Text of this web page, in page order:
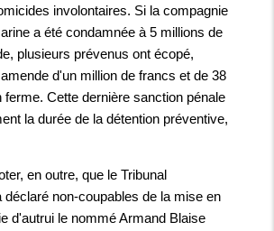
involontaires. Si la compagnie
a été condamnée à 5 millions de
plusieurs prévenus ont écopé,
d'un million de francs et de 38
ferme. Cette dernière sanction pénale
la durée de la détention préventive,
en outre, que le Tribunal
déclaré non-coupables de la mise en
d'autrui le nommé Armand Blaise